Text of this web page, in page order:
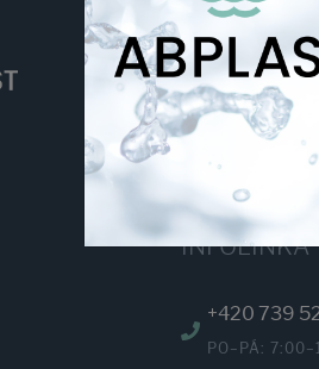
E-shop
+420 775
PO–PÁ:
INFOLINKA
+420 739
PO–PÁ: